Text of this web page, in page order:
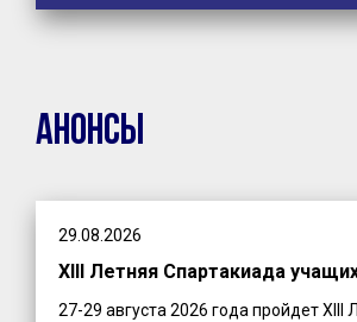
Анонсы
29.08.2026
XIII Летняя Спартакиада
27-29 августа 2026 года пройдет XIII